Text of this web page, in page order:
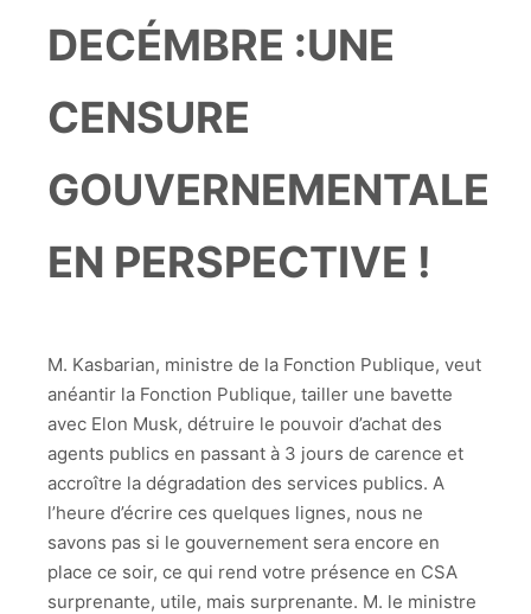
DECÉMBRE :UNE
CENSURE
GOUVERNEMENTALE
EN PERSPECTIVE !
M. Kasbarian, ministre de la Fonction Publique, veut
anéantir la Fonction Publique, tailler une bavette
avec Elon Musk, détruire le pouvoir d’achat des
agents publics en passant à 3 jours de carence et
accroître la dégradation des services publics. A
l’heure d’écrire ces quelques lignes, nous ne
savons pas si le gouvernement sera encore en
place ce soir, ce qui rend votre présence en CSA
surprenante, utile, mais surprenante. M. le ministre